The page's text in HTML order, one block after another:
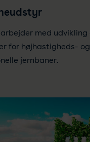
med udvikling
for højhastigheds- og
jernbaner.